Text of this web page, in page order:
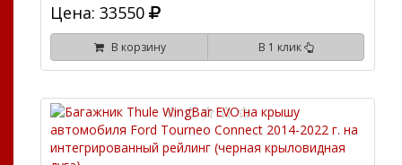
Цена: 33550
В корзину В 1 клик